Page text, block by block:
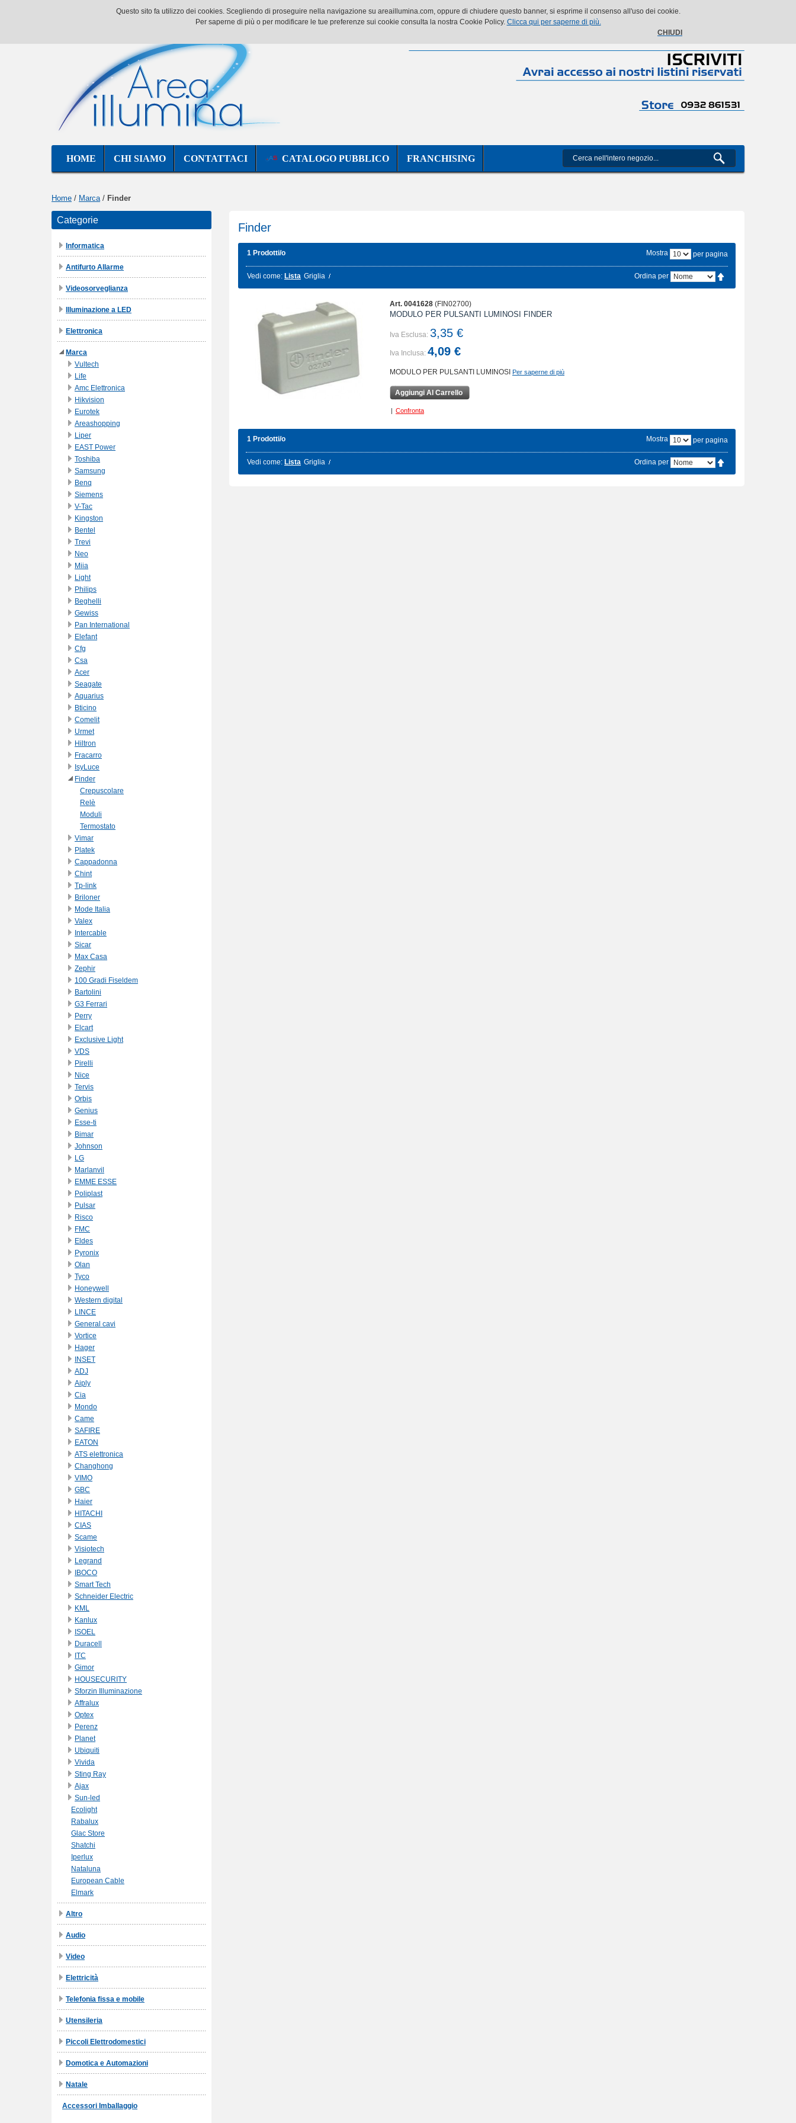
Il mio account Il mio carrello Vai alla Cassa
HOME CHI SIAMO CONTATTACI CATALOGO PUBBLICO FRANCHISING
Home / Marca / Finder
Finder
1 Prodotti/o Mostra per pagina
Vedi come: Lista Griglia Ordina per
Art. 0041628(FIN02700)
MODULO PER PULSANTI LUMINOSI FINDER
Iva Esclusa: 3,35 €
Iva Inclusa: 4,09 €
MODULO PER PULSANTI LUMINOSI Per saperne di più
Aggiungi Al Carrello
Confronta
1 Prodotti/o Mostra per pagina
Vedi come: Lista Griglia Ordina per
Categorie
Informatica
Antifurto Allarme
Videosorveglianza
Illuminazione a LED
Elettronica
Marca
Vultech
Life
Amc Elettronica
Hikvision
Eurotek
Areashopping
Liper
EAST Power
Toshiba
Samsung
Benq
Siemens
V-Tac
Kingston
Bentel
Trevi
Neo
Miia
Light
Philips
Beghelli
Gewiss
Pan International
Elefant
Cfg
Csa
Acer
Seagate
Aquarius
Bticino
Comelit
Urmet
Hiltron
Fracarro
IsyLuce
Finder
Crepuscolare
Relè
Moduli
Termostato
Vimar
Platek
Cappadonna
Chint
Tp-link
Briloner
Mode Italia
Valex
Intercable
Sicar
Max Casa
Zephir
100 Gradi Fiseldem
Bartolini
G3 Ferrari
Perry
Elcart
Exclusive Light
VDS
Pirelli
Nice
Tervis
Orbis
Genius
Esse-ti
Bimar
Johnson
LG
Marlanvil
EMME ESSE
Poliplast
Pulsar
Risco
FMC
Eldes
Pyronix
Olan
Tyco
Honeywell
Western digital
LINCE
General cavi
Vortice
Hager
INSET
ADJ
Aiply
Cia
Mondo
Came
SAFIRE
EATON
ATS elettronica
Changhong
VIMO
GBC
Haier
HITACHI
CIAS
Scame
Visiotech
Legrand
IBOCO
Smart Tech
Schneider Electric
KML
Kanlux
ISOEL
Duracell
ITC
Gimor
HOUSECURITY
Sforzin Illuminazione
Affralux
Optex
Perenz
Planet
Ubiquiti
Vivida
Sting Ray
Ajax
Sun-led
Ecolight
Rabalux
Glac Store
Shatchi
Iperlux
Nataluna
European Cable
Elmark
Altro
Audio
Video
Elettricità
Telefonia fissa e mobile
Utensileria
Piccoli Elettrodomestici
Domotica e Automazioni
Natale
Accessori Imballaggio
Questo sito fa utilizzo dei cookies. Scegliendo di proseguire nella navigazione su areaillumina.com, oppure di chiudere questo banner, si esprime il consenso all'uso dei cookie.
Per saperne di più o per modificare le tue preferenze sui cookie consulta la nostra Cookie Policy. Clicca qui per saperne di più.
CHIUDI